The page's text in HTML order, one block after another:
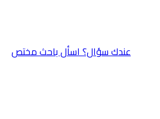
عندك سؤال؟ اسأل باحث مختص